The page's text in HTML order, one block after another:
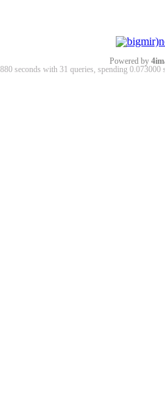
Powered by
seconds with 31 queries, spending